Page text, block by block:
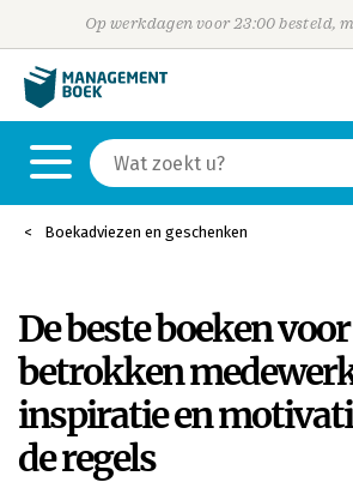
Op werkdagen voor 23:00 besteld,
Boekadviezen en geschenken
De beste boeken voor
betrokken
inspiratie en
de regels